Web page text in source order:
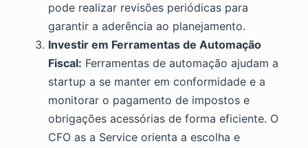
pode realizar revisões periódicas para
garantir a aderência ao planejamento.
Investir em Ferramentas de Automação
Fiscal: Ferramentas de automação ajudam a
startup a se manter em conformidade e a
monitorar o pagamento de impostos e
obrigações acessórias de forma eficiente. O
CFO as a Service orienta a escolha e